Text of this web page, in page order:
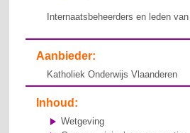
Internaatsbeheerders en leden
Aanbieder:
Katholiek Onderwijs Vlaanderen
Inhoud:
Wetgeving